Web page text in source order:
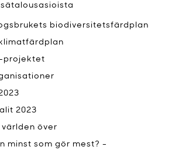
biodiversitetsfärdplan
projektet
2023
över
minst som gör mest? -